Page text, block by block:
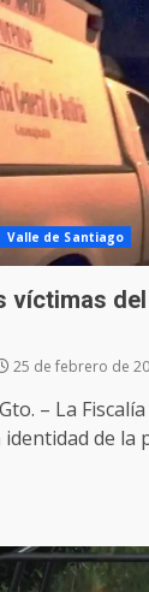
Valle de Santiago
víctimas
25 de febrero de
– La
de la